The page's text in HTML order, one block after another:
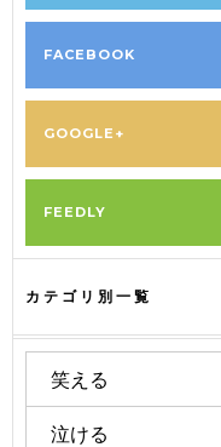
FACEBOOK
GOOGLE+
FEEDLY
カテゴリ別一覧
笑える
泣ける